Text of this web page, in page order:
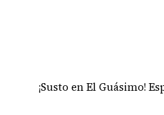
¡Susto en El Guásimo!